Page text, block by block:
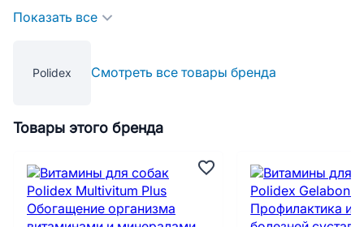
Показать все
Polidex Смотреть все товары бренда
Товары этого бренда